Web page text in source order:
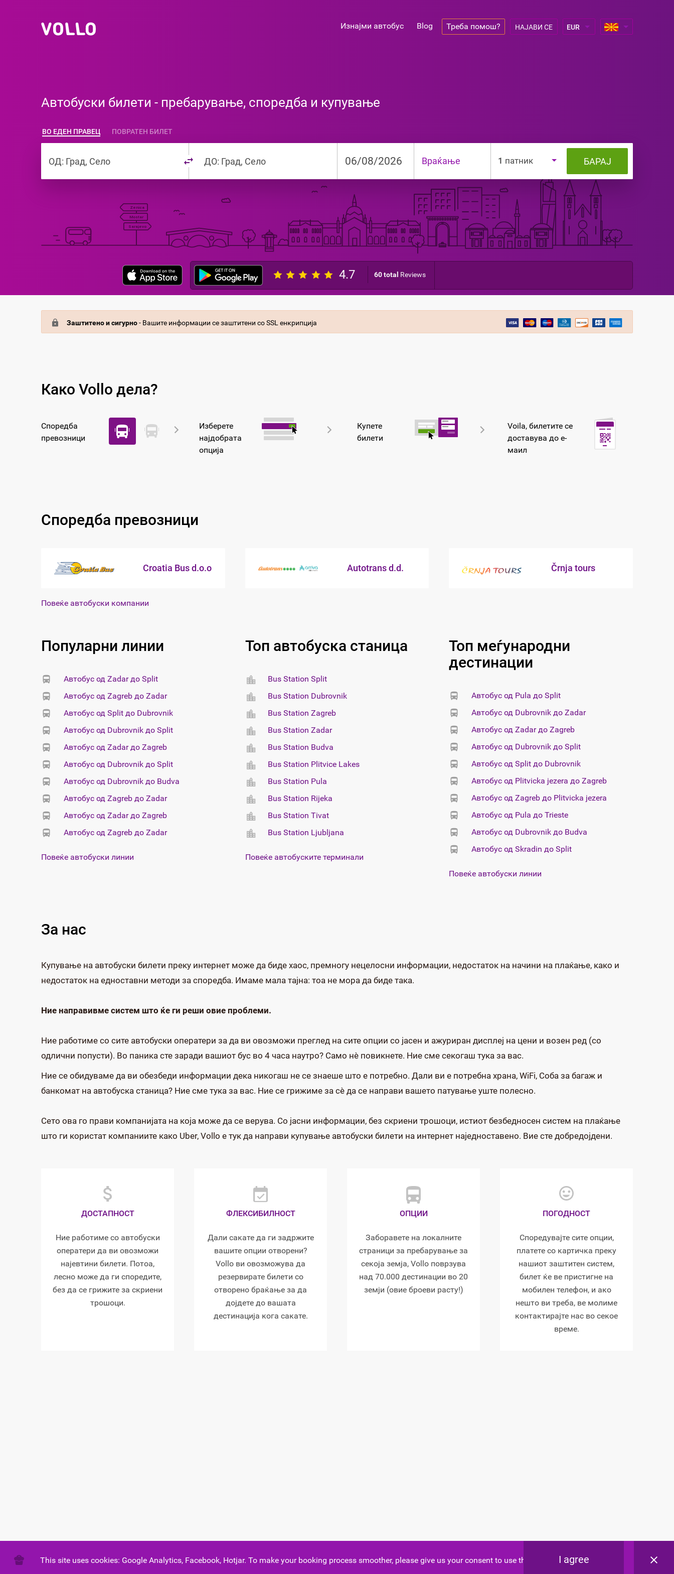
Изнајми автобус Blog Треба помош? НАЈАВИ СЕ
Aвтобуски билети - пребарување, споредба и купување
ВО ЕДЕН ПРАВЕЦ ПОВРАТЕН БИЛЕТ
Враќање 1 патник БАРАЈ
4.7 60 total Reviews
Заштитено и сигурно- Вашите информации се заштитени со SSL енкрипција
Како Vollo дела?
Споредба
превозници
Изберете
најдобрата
опција
Купете
билети
Voila, билетите се
доставува до е-
маил
Споредба превозници
Croatia Bus d.o.o Autotrans d.d. Črnja tours
Повеќе автобуски компании
Популарни линии
Автобус од Zadar до Split
Автобус од Zagreb до Zadar
Автобус од Split до Dubrovnik
Автобус од Dubrovnik до Split
Автобус од Zadar до Zagreb
Автобус од Dubrovnik до Split
Автобус од Dubrovnik до Budva
Автобус од Zagreb до Zadar
Автобус од Zadar до Zagreb
Автобус од Zagreb до Zadar
Повеќе автобуски линии
Топ автобуска станица
Bus Station Split
Bus Station Dubrovnik
Bus Station Zagreb
Bus Station Zadar
Bus Station Budva
Bus Station Plitvice Lakes
Bus Station Pula
Bus Station Rijeka
Bus Station Tivat
Bus Station Ljubljana
Повеќе автобуските терминали
Топ меѓународни
дестинации
Автобус од Pula до Split
Автобус од Dubrovnik до Zadar
Автобус од Zadar до Zagreb
Автобус од Dubrovnik до Split
Автобус од Split до Dubrovnik
Автобус од Plitvicka jezera до Zagreb
Автобус од Zagreb до Plitvicka jezera
Автобус од Pula до Trieste
Автобус од Dubrovnik до Budva
Автобус од Skradin до Split
Повеќе автобуски линии
За нас
Купување на автобуски билети преку интернет може да биде хаос, премногу нецелосни информации, недостаток на начини на плаќање, како и
недостаток на едноставни методи за споредба. Имаме мала тајна: тоа не мора да биде така.
Ние направивме систем што ќе ги реши овие проблеми.
Ние работиме со сите автобуски оператери за да ви овозможи преглед на сите опции со jасен и ажуриран дисплеј на цени и возен ред (со
одлични попусти). Во паника сте заради вашиот бус во 4 часа наутрo? Само нè повикнете. Ние сме секогаш тука за вас.
Ние се обидуваме да ви обезбеди информации дека никогаш не се знаеше што е потребно. Дали ви е потребна храна, WiFi, Соба за багаж и
банкомат на автобуска станица? Ние сме тука за вас. Ние се грижиме за сè да се направи вашето патување уште полесно.
Сето ова го прави компанијата на која може да се верува. Со јасни информации, без скриени трошоци, истиот безбедносен систем на плаќање
што ги користат компаниите како Uber, Vollo е тук да направи купување автобуски билети на интернет наједноставено. Вие сте добредојдени.
ДОСТАПНОСТ
Ние работиме со автобуски
оператери да ви овозможи
најевтини билети. Потоа,
лесно може да ги споредите,
без да се грижите за скриени
трошоци.
ФЛЕКСИБИЛНОСТ
Дали сакате да ги задржите
вашите опции отворени?
Vollo ви овозможува да
резервирате билети со
отворено браќање за да
дојдете до вашата
дестинација кога сакате.
ОПЦИИ
Заборавете на локалните
страници за пребарување за
секоја земја, Vollo поврзува
над 70.000 дестинации во 20
земји (овие броеви расту!)
ПОГОДНОСТ
Споредувајте сите опции,
платете со картичка преку
нашиот заштитен систем,
билет ќе ве пристигне на
мобилен телефон, и ако
нешто ви треба, ве молиме
контактирајте нас во секое
време.
This site uses cookies: Google Analytics, Facebook, Hotjar. To make your booking process smoother, please give us your consent to use these cookies.I agree